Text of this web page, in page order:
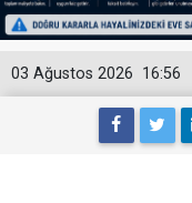
16:56
03 Ağustos 2026